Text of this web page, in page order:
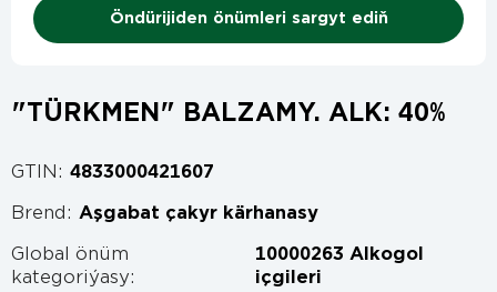
Öndürijiden önümleri sargyt ediň
"TÜRKMEN" BALZAMY. ALK: 40%
GTIN: 4833000421607
Brend: Aşgabat çakyr kärhanasy
Global önüm
kategoriýasy:
10000263 Alkogol
içgileri